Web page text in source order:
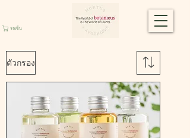
รถเข็น
ตัวกรอง